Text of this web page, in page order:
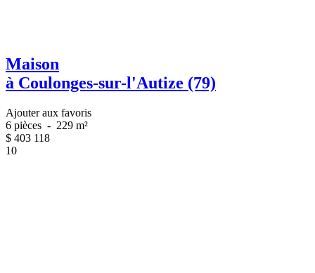
Maison
à Coulonges-sur-l'Autize (79)
Ajouter aux favoris
6 pièces - 229 m²
$ 403 118
10